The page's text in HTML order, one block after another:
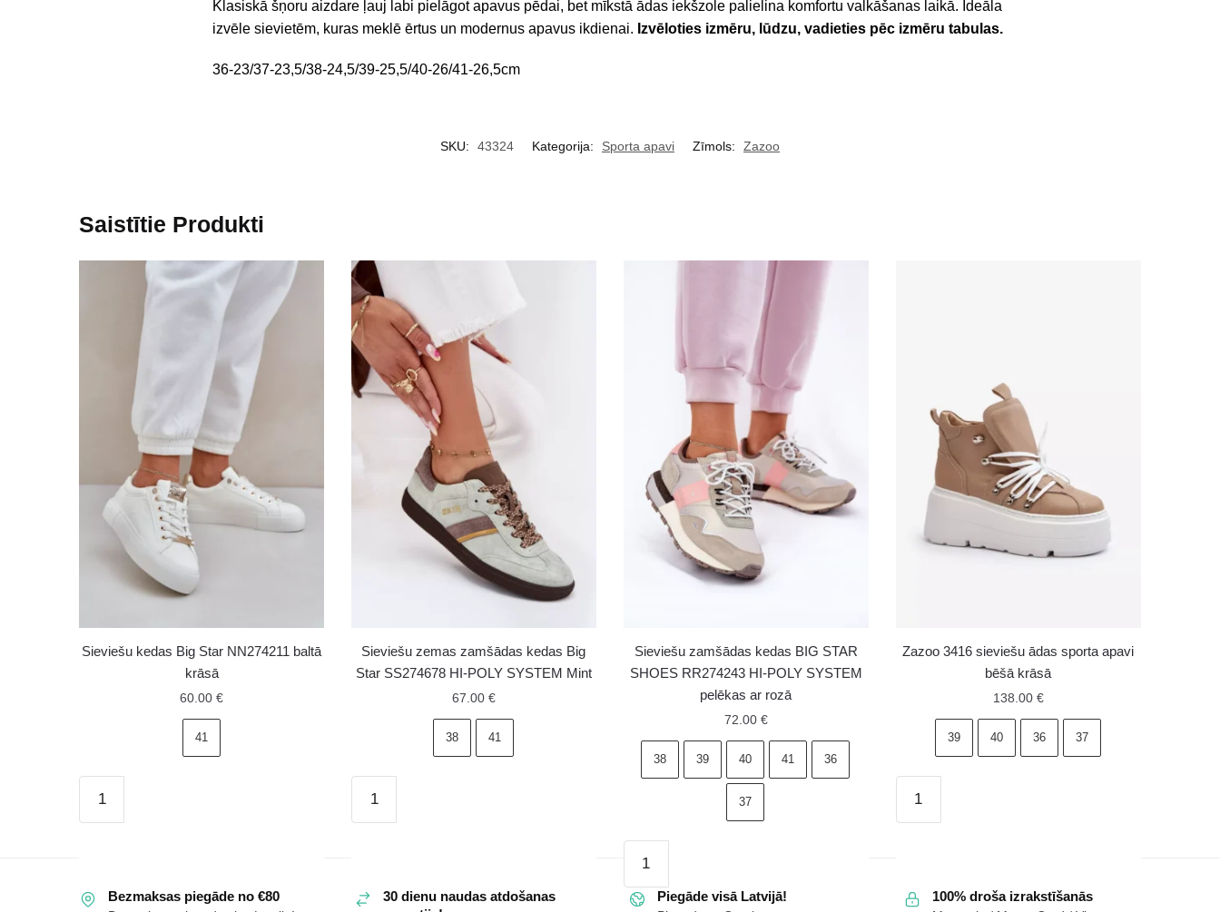
Klasiskā šņoru aizdare ļauj labi pielāgot apavus pēdai, bet mīkstā ādas iekšzole palielina komfortu valkāšanas laikā. Ideāla
izvēle sievietēm, kuras meklē ērtus un modernus apavus ikdienai. Izvēloties izmēru, lūdzu, vadieties pēc izmēru tabulas.
36-23/37-23,5/38-24,5/39-25,5/40-26/41-26,5cm
SKU: 43324 Kategorija: Sporta apavi Zīmols: Zazoo
Saistītie Produkti
Sieviešu kedas Big Star NN274211 baltā
krāsā
60.00 €
41
kedas
baltā
Sieviešu zemas zamšādas kedas Big
Star SS274678 HI-POLY SYSTEM Mint
67.00 €
38 41
zemas
Star
Sieviešu zamšādas kedas BIG STAR
SHOES RR274243 HI-POLY SYSTEM
pelēkas ar rozā
72.00 €
38 39 40 41 36
37
zamšādas
kedas
Zazoo 3416 sieviešu ādas sporta apavi
bēšā krāsā
138.00 €
39 40 36 37
3416
apavi
Bezmaksas piegāde no €80
30 dienu naudas atdošanas
Piegāde visā Latvijā! 100% droša izrakstīšanās